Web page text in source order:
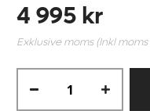
4 995 kr
Exklusive moms (Inkl moms